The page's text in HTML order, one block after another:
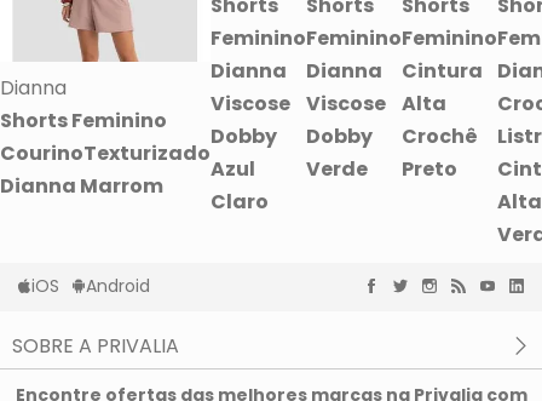
Dianna
Shorts Feminino
CourinoTexturizado
Dianna Marrom
Feminino
Dianna
Viscose
Dobby
Azul
Claro
Feminino
Dianna
Viscose
Dobby
Verde
Feminino
Cintura
Alta
Crochê
Preto
Alta
iOS Android
SOBRE A PRIVALIA
Encontre ofertas das melhores marcas na Privalia com